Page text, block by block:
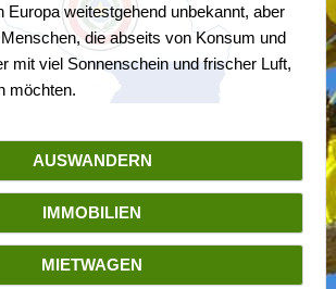
Europa weitestgehend unbekannt, aber
die abseits von Konsum und
mit viel Sonnenschein und frischer Luft,
möchten.
AUSWANDERN
IMMOBILIEN
MIETWAGEN